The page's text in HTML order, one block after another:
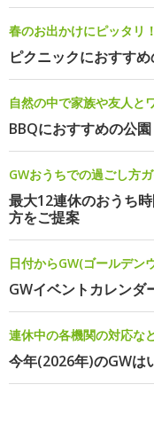
春のお出かけにピッタリ！
ピクニックにおすす
自然の中で家族や友人と
BBQにおすすめの公園
GWおうちでの過ごし方
最大12連休のおうち
方をご提案
日付からGW(ゴールデン
GWイベントカレンダ
連休中の各機関の対応な
今年(2026年)のGWは